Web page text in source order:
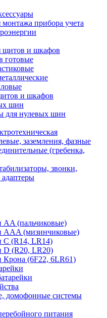
прибора учета
щитов и шкафов
готовые
и шкафов
шин
для нулевых шин
заземления, фазные
(гребенка,
звонки,
AA (пальчиковые)
AAA (мизинчиковые)
C (R14, LR14)
D (R20, LR20)
Крона (6F22, 6LR61)
домофонные системы
питания